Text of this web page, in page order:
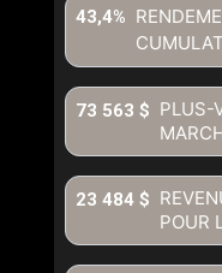
43,4%
PLUS-
73 563 $
POUR
23 484 $